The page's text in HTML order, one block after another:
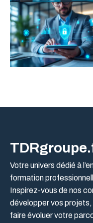
Votre univers dédié à
formation
Inspirez-vous de nos
développer vos
faire évoluer votre